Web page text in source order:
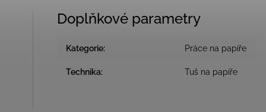
Doplňkové parametry
Kategorie: Práce na papíře
Technika: Tuš na papíře